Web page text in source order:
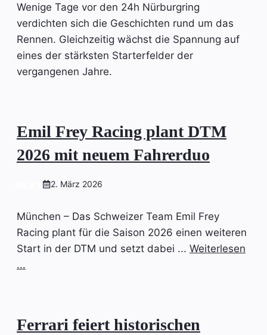
Wenige Tage vor den 24h Nürburgring
verdichten sich die Geschichten rund um das
Rennen. Gleichzeitig wächst die Spannung auf
eines der stärksten Starterfelder der
vergangenen Jahre.
Emil Frey Racing plant DTM
2026 mit neuem Fahrerduo
2. März 2026
München – Das Schweizer Team Emil Frey
Racing plant für die Saison 2026 einen weiteren
Start in der DTM und setzt dabei ... Weiterlesen
...
Ferrari feiert historischen